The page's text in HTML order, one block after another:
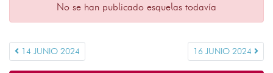
No se han publicado esquelas todavía
14 JUNIO 2024 16 JUNIO 2024